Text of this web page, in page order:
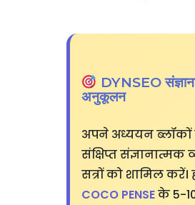
DYNSEO
अनुकूलन
अपने अध्ययन
संक्षिप्त संज्ञानात्मक
सत्रों को शामिल करें।
COCO PENSEके 5-